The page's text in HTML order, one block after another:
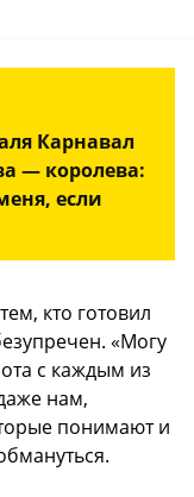
Карнавал
— королева:
если
кто готовил
«Могу
с каждым из
нам,
понимают и